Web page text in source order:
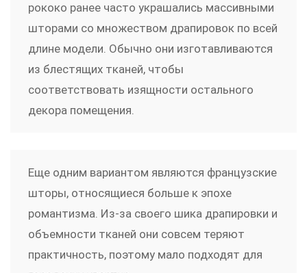
рококо ранее часто украшались массивными
шторами со множеством драпировок по всей
длине модели. Обычно они изготавливаются
из блестящих тканей, чтобы
соответствовать изящности остального
декора помещения.
Еще одним вариантом являются французские
шторы, относящиеся больше к эпохе
романтизма. Из-за своего шика драпировки и
объемности тканей они совсем теряют
практичность, поэтому мало подходят для